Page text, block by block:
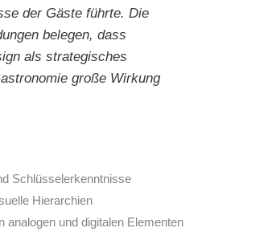
der Gäste führte. Die
belegen, dass
als strategisches
große Wirkung
Schlüsselerkenntnisse
Hierarchien
analogen und digitalen Elementen